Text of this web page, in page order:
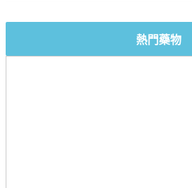
熱門藥物